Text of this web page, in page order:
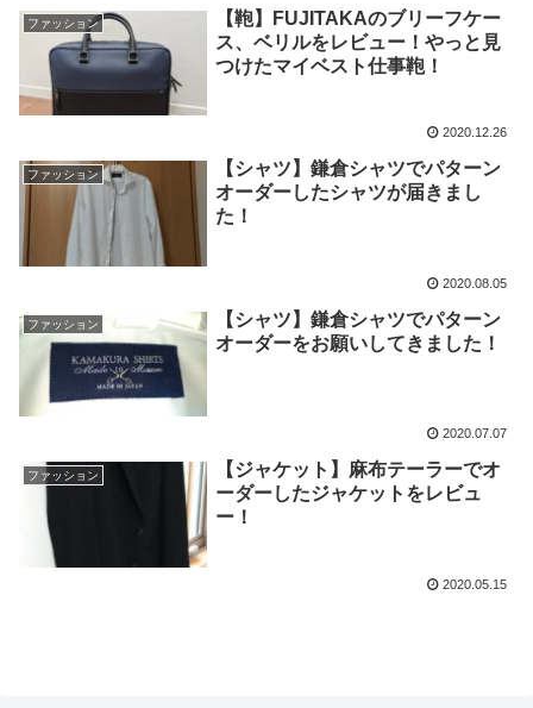
ファッション
【鞄】FUJITAKAのブリーフケー
ス、ベリルをレビュー！やっと見
つけたマイベスト仕事鞄！
2020.12.26
ファッション
【シャツ】鎌倉シャツでパターン
オーダーしたシャツが届きまし
た！
2020.08.05
ファッション
【シャツ】鎌倉シャツでパターン
オーダーをお願いしてきました！
2020.07.07
ファッション
【ジャケット】麻布テーラーでオ
ーダーしたジャケットをレビュ
ー！
2020.05.15